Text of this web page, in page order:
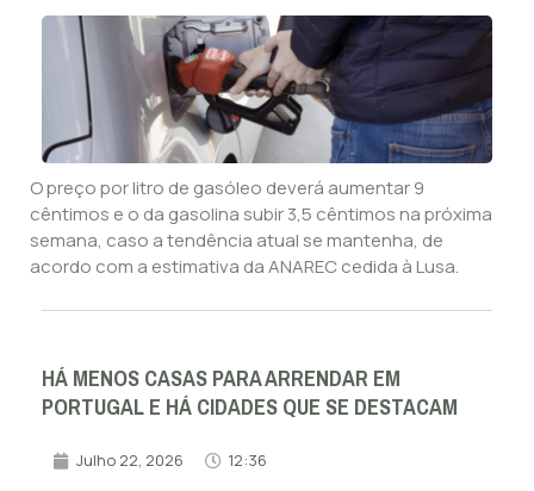
O preço por litro de gasóleo deverá aumentar 9
cêntimos e o da gasolina subir 3,5 cêntimos na próxima
semana, caso a tendência atual se mantenha, de
acordo com a estimativa da ANAREC cedida à Lusa.
HÁ MENOS CASAS PARA ARRENDAR EM
PORTUGAL E HÁ CIDADES QUE SE DESTACAM
Julho 22, 2026 12:36